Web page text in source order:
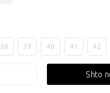
38 39 40 41 42
Shto